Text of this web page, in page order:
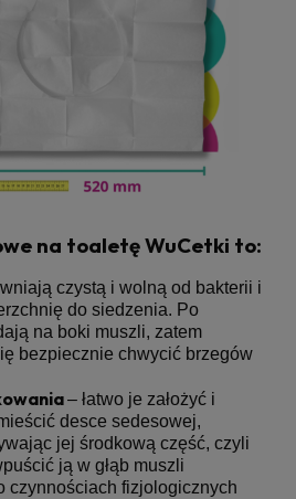
na toaletę WuCetki to:
czystą i wolną od bakterii i
do siedzenia. Po
na boki muszli, zatem
bezpiecznie chwycić brzegów
– łatwo je założyć i
desce sedesowej,
jej środkową część, czyli
ją w głąb muszli
czynnościach fizjologicznych